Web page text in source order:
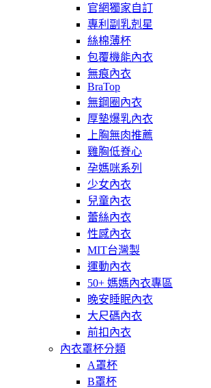
官網獨家自訂
專利副乳剋星
絲棉薄杯
包覆機能內衣
無痕內衣
BraTop
無鋼圈內衣
厚墊爆乳內衣
上胸無肉推薦
雞胸低脊心
孕媽咪系列
少女內衣
兒童內衣
蕾絲內衣
性感內衣
MIT台灣製
運動內衣
50+ 媽媽內衣專區
晚安睡眠內衣
大尺碼內衣
前扣內衣
內衣罩杯分類
A罩杯
B罩杯